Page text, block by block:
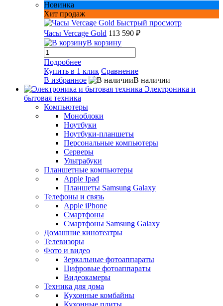
Новинка
Хит продаж
Быстрый просмотр
Часы Vercage Gold 113 590 ₽
В корзину
Подробнее
Купить в 1 клик Сравнение
В избранное
В наличии
Электроника и
бытовая техника
Компьютеры
Моноблоки
Ноутбуки
Ноутбуки-планшеты
Персональные компьютеры
Серверы
Ультрабуки
Планшетные компьютеры
Apple Ipad
Планшеты Samsung Galaxy
Телефоны и связь
Apple iPhone
Смартфоны
Смартфоны Samsung Galaxy
Домашние кинотеатры
Телевизоры
Фото и видео
Зеркальные фотоаппараты
Цифровые фотоаппараты
Видеокамеры
Техника для дома
Кухонные комбайны
Кухонные плиты